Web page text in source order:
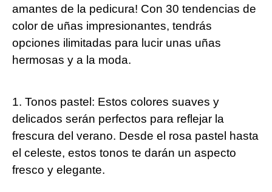
amantes de la pedicura! Con 30 tendencias de
color de uñas impresionantes, tendrás
opciones ilimitadas para lucir unas uñas
hermosas y a la moda.
1. Tonos pastel: Estos colores suaves y
delicados serán perfectos para reflejar la
frescura del verano. Desde el rosa pastel hasta
el celeste, estos tonos te darán un aspecto
fresco y elegante.